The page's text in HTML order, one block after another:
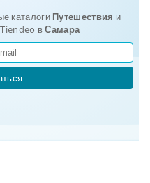
каталоги Путешествия и
вСамара